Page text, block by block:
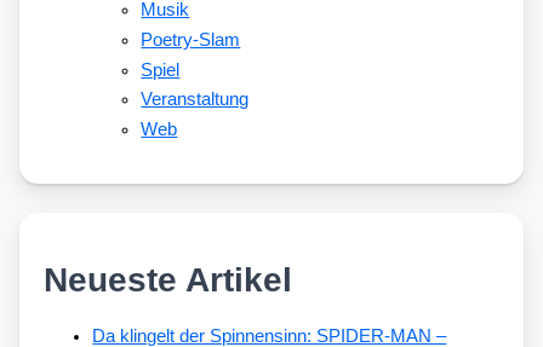
Musik
Poetry-Slam
Spiel
Veranstaltung
Web
Neueste Artikel
Da klingelt der Spinnensinn: SPIDER-MAN –